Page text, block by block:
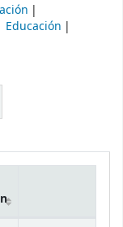
Educación